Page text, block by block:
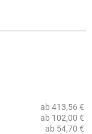
ab 413,56 €
ab 102,00 €
ab 54,70 €